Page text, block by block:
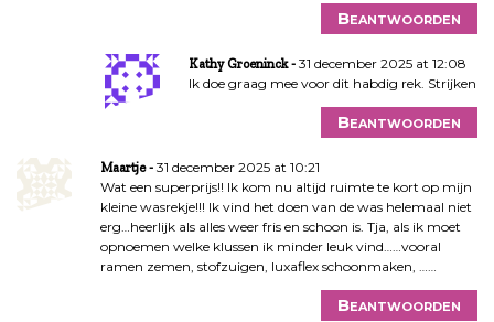
Beantwoorden
Kathy Groeninck
31 december 2025 at 12:08
Ik doe graag mee voor dit habdig rek. Strijken
Beantwoorden
Maartje
31 december 2025 at 10:21
Wat een superprijs!! Ik kom nu altijd ruimte te kort op mijn
kleine wasrekje!!! Ik vind het doen van de was helemaal niet
erg…heerlijk als alles weer fris en schoon is. Tja, als ik moet
opnoemen welke klussen ik minder leuk vind……vooral
ramen zemen, stofzuigen, luxaflex schoonmaken, ……
Beantwoorden